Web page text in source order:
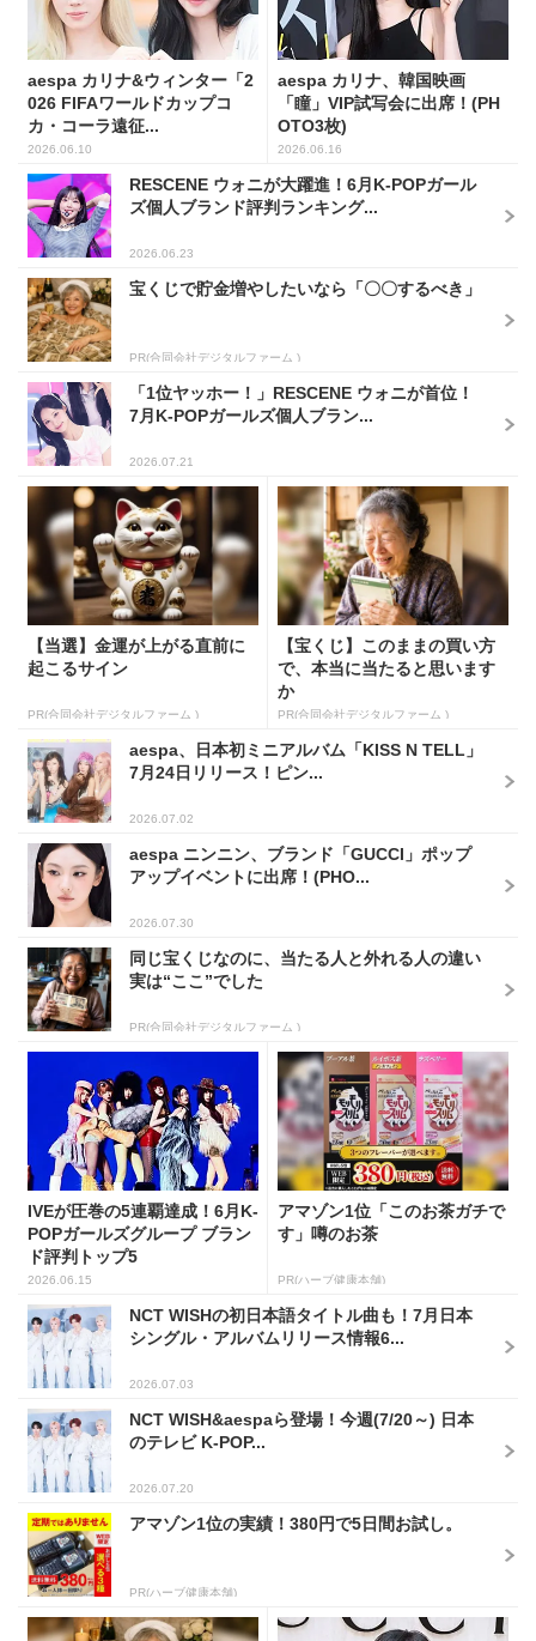
aespa カリナ&ウィンター「2
026 FIFAワールドカップコ
カ・コーラ遠征...
2026.06.10
aespa カリナ、韓国映画
「瞳」VIP試写会に出席！(PH
OTO3枚)
2026.06.16
RESCENE ウォニが大躍進！6月K-POPガール
ズ個人ブランド評判ランキング...
2026.06.23
宝くじで貯金増やしたいなら「〇〇するべき」
PR(合同会社デジタルファーム )
「1位ヤッホー！」RESCENE ウォニが首位！
7月K-POPガールズ個人ブラン...
2026.07.21
【当選】金運が上がる直前に
起こるサイン
PR(合同会社デジタルファーム )
【宝くじ】このままの買い方
で、本当に当たると思います
か
PR(合同会社デジタルファーム )
aespa、日本初ミニアルバム「KISS N TELL」
7月24日リリース！ピン...
2026.07.02
aespa ニンニン、ブランド「GUCCI」ポップ
アップイベントに出席！(PHO...
2026.07.30
同じ宝くじなのに、当たる人と外れる人の違い
実は“ここ”でした
PR(合同会社デジタルファーム )
IVEが圧巻の5連覇達成！6月K-
POPガールズグループ ブラン
ド評判トップ5
2026.06.15
アマゾン1位「このお茶ガチで
す」噂のお茶
PR(ハーブ健康本舗)
NCT WISHの初日本語タイトル曲も！7月日本
シングル・アルバムリリース情報6...
2026.07.03
NCT WISH&aespaら登場！今週(7/20～) 日本
のテレビ K-POP...
2026.07.20
アマゾン1位の実績！380円で5日間お試し。
PR(ハーブ健康本舗)